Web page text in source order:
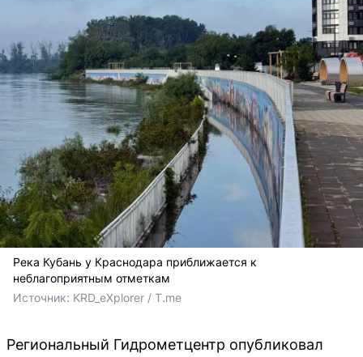
Река Кубань у Краснодара приближается к
неблагоприятным отметкам
Источник: KRD_eXplorer / T.me
Региональный Гидрометцентр опубликовал